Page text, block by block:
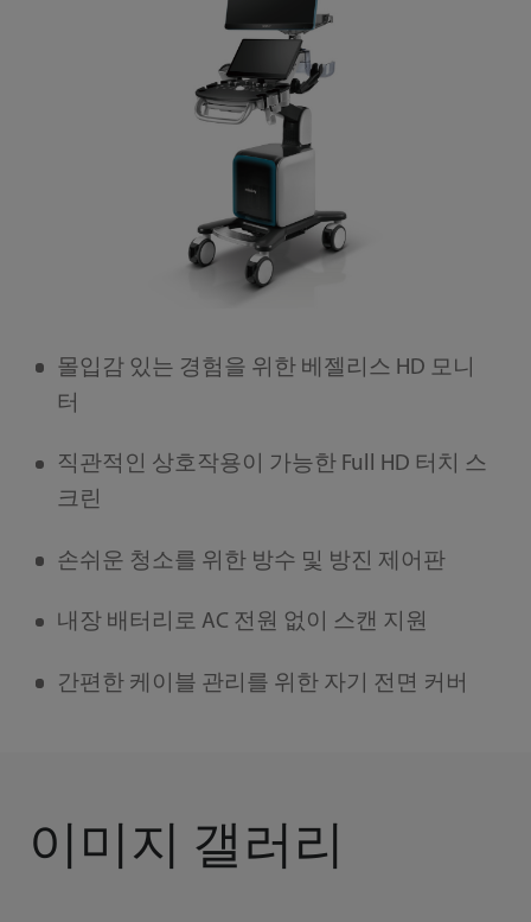
몰입감 있는 경험을 위한 베젤리스 HD 모니
터
직관적인 상호작용이 가능한 Full HD 터치 스
크린
손쉬운 청소를 위한 방수 및 방진 제어판
내장 배터리로 AC 전원 없이 스캔 지원
간편한 케이블 관리를 위한 자기 전면 커버
이미지 갤러리